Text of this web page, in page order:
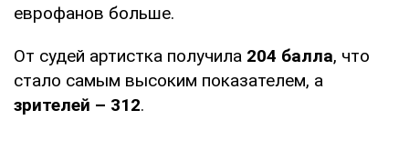
еврофанов больше.
От судей артистка получила 204 балла, что
стало самым высоким показателем, а
зрителей – 312.